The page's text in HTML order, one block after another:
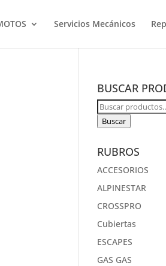
Servicios Mecánicos
BUSCAR
Buscar
por:
Buscar
RUBROS
ACCESORIOS
ALPINESTAR
CROSSPRO
Cubiertas
ESCAPES
GAS GAS